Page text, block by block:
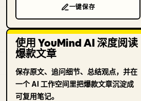
一键保存
使用 YouMind AI 深度阅读
爆款文章
保存原文、追问细节、总结观点，并在
一个 AI 工作空间里把爆款文章沉淀成
可复用笔记。